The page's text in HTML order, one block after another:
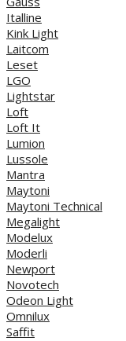
Italline
Kink Light
Laitcom
Leset
LGO
Lightstar
Loft
Loft It
Lumion
Lussole
Mantra
Maytoni
Maytoni Technical
Megalight
Modelux
Moderli
Newport
Novotech
Odeon Light
Omnilux
Saffit